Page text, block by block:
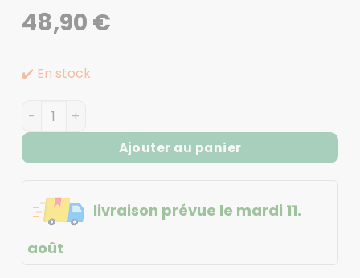
48,90 €
✔️ En stock
quantité de Cadeau metalleux - Figurine hard rock
Ajouter au panier
livraison prévue le mardi 11.
août